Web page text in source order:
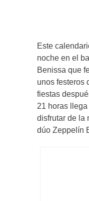
Este
noche en el
Benissa que
unos festeros
fiestas
21 horas
disfrutar de la
dúo Zeppelín